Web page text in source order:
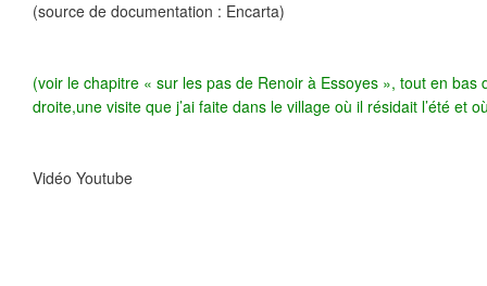
(source de documentation : Encarta)
(voir le chapitre « sur les pas de Renoir à Essoyes », tout en bas
droite,une visite que j’ai faite dans le village où il résidait l’été et
Vidéo Youtube